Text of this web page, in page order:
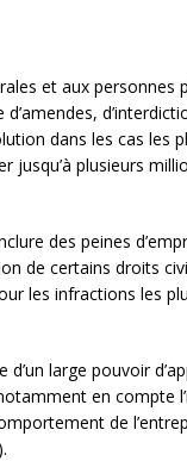
et aux personnes
dans les cas les
plusieurs
des peines
de certains droits
les infractions les
large pouvoir
en compte
de